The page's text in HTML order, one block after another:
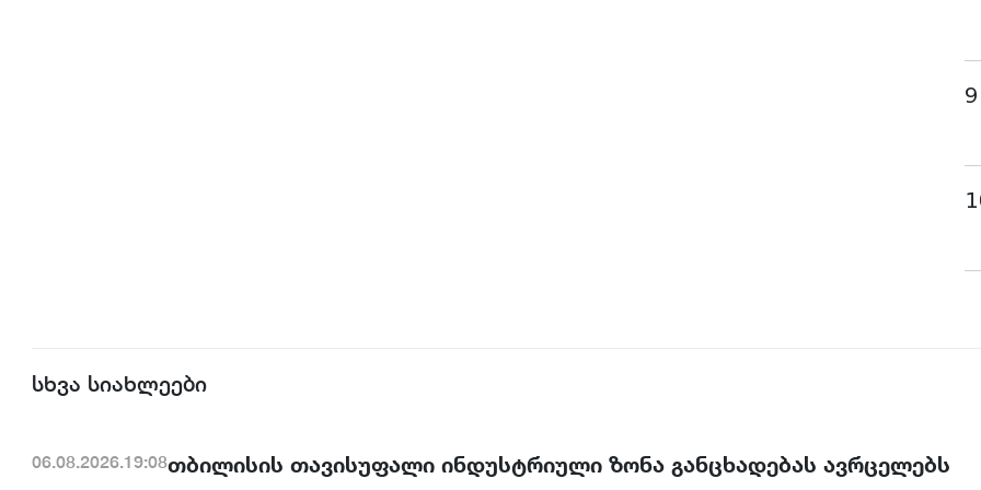
9
სხვა სიახლეები
06.08.2026.19:08თბილისის თავისუფალი ინდუსტრიული ზონა განცხადებას ავრცელებს